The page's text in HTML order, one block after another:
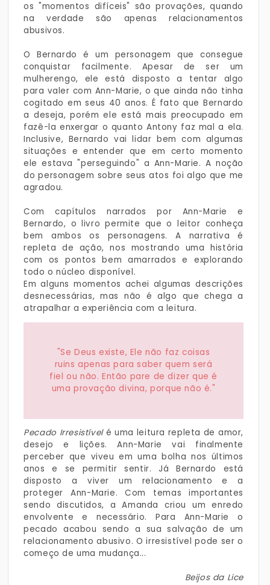
os "momentos difíceis" são provações, quando
na verdade são apenas relacionamentos
abusivos.
O Bernardo é um personagem que consegue
conquistar facilmente. Apesar de ser um
mulherengo, ele está disposto a tentar algo
para valer com Ann-Marie, o que ainda não tinha
cogitado em seus 40 anos. É fato que Bernardo
a deseja, porém ele está mais preocupado em
fazê-la enxergar o quanto Antony faz mal a ela.
Inclusive, Bernardo vai lidar bem com algumas
situações e entender que em certo momento
ele estava "perseguindo" a Ann-Marie. A noção
do personagem sobre seus atos foi algo que me
agradou.
Com capítulos narrados por Ann-Marie e
Bernardo, o livro permite que o leitor conheça
bem ambos os personagens. A narrativa é
repleta de ação, nos mostrando uma história
com os pontos bem amarrados e explorando
todo o núcleo disponível.
Em alguns momentos achei algumas descrições
desnecessárias, mas não é algo que chega a
atrapalhar a experiência com a leitura.
"Se Deus existe, Ele não faz coisas
ruins apenas para saber quem será
fiel ou não. Então pare de dizer que é
uma provação divina, porque não é."
Pecado Irresistívelé uma leitura repleta de amor,
desejo e lições. Ann-Marie vai finalmente
perceber que viveu em uma bolha nos últimos
anos e se permitir sentir. Já Bernardo está
disposto a viver um relacionamento e a
proteger Ann-Marie. Com temas importantes
sendo discutidos, a Amanda criou um enredo
envolvente e necessário. Para Ann-Marie o
pecado acabou sendo a sua salvação de um
relacionamento abusivo. O irresistível pode ser o
começo de uma mudança...
Beijos da Lice